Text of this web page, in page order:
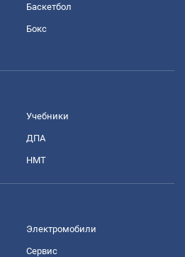
Баскетбол
Бокс
Учебники
ДПА
НМТ
Электромобили
Сервис